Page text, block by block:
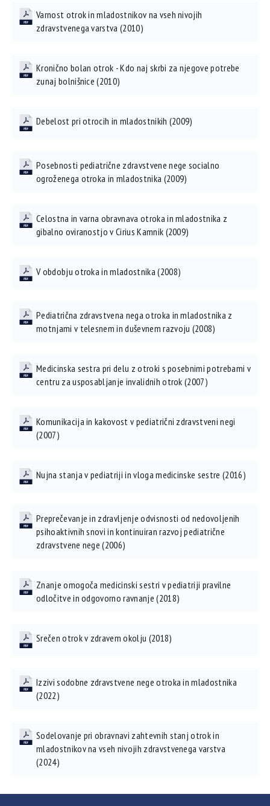
Varnost otrok in mladostnikov na vseh nivojih
zdravstvenega varstva (2010)
Kronično bolan otrok - Kdo naj skrbi za njegove potrebe
zunaj bolnišnice (2010)
Debelost pri otrocih in mladostnikih (2009)
Posebnosti pediatrične zdravstvene nege socialno
ogroženega otroka in mladostnika (2009)
Celostna in varna obravnava otroka in mladostnika z
gibalno oviranostjo v Cirius Kamnik (2009)
V obdobju otroka in mladostnika (2008)
Pediatrična zdravstvena nega otroka in mladostnika z
motnjami v telesnem in duševnem razvoju (2008)
Medicinska sestra pri delu z otroki s posebnimi potrebami v
centru za usposabljanje invalidnih otrok (2007)
Komunikacija in kakovost v pediatrični zdravstveni negi
(2007)
Nujna stanja v pediatriji in vloga medicinske sestre (2016)
Preprečevanje in zdravljenje odvisnosti od nedovoljenih
psihoaktivnih snovi in kontinuiran razvoj pediatrične
zdravstvene nege (2006)
Znanje omogoča medicinski sestri v pediatriji pravilne
odločitve in odgovorno ravnanje (2018)
Srečen otrok v zdravem okolju (2018)
Izzivi sodobne zdravstvene nege otroka in mladostnika
(2022)
Sodelovanje pri obravnavi zahtevnih stanj otrok in
mladostnikov na vseh nivojih zdravstvenega varstva
(2024)